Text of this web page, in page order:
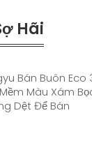
Hãi
Bán Buôn Eco
Màu Xám
Dệt Để Bán